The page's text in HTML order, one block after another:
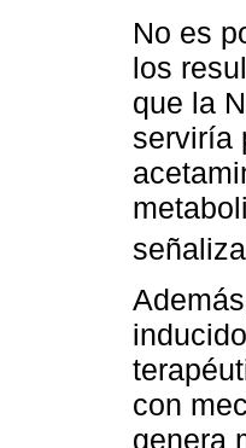
No es
los
que la
serviría
con
genera